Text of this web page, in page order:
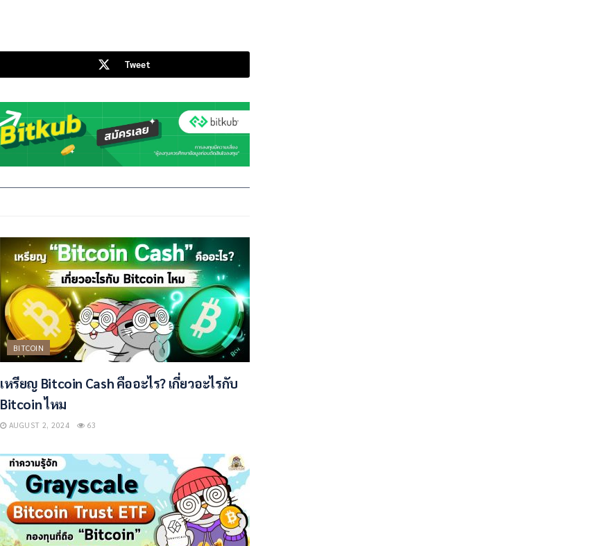
Tweet
BITCOIN
เหรียญ Bitcoin Cash คืออะไร? เกี่ยวอะไรกับ
Bitcoin ไหม
AUGUST 2, 2024 63